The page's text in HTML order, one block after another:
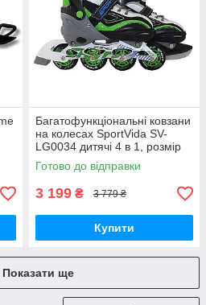
Багатофункціональні ковзани
на колесах SportVida SV-
LG0034 дитячі 4 в 1, розмір
31-34 GoodPlace -worry-free-
shopping-
Готово до відправки
3 199 ₴ 3 779 ₴
Купити
Показати ще